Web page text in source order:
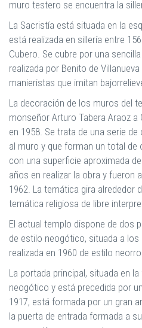
muro testero se encuentra la
La Sacristía está situada en la
está realizada en sillería entre
Cubero. Se cubre por una
realizada por Benito de
manieristas que imitan
La decoración de los muros del
monseñor Arturo Tabera Araoz a
en 1958. Se trata de una serie
al muro y que forman un total
con una superficie aproximada
años en realizar la obra y fueron
1962. La temática gira alrededor
temática religiosa de libre
El actual templo dispone de dos
de estilo neogótico, situada a
realizada en 1960 de estilo
La portada principal, situada en
neogótico y está precedida por
1917, está formada por un gran
la puerta de entrada formada a